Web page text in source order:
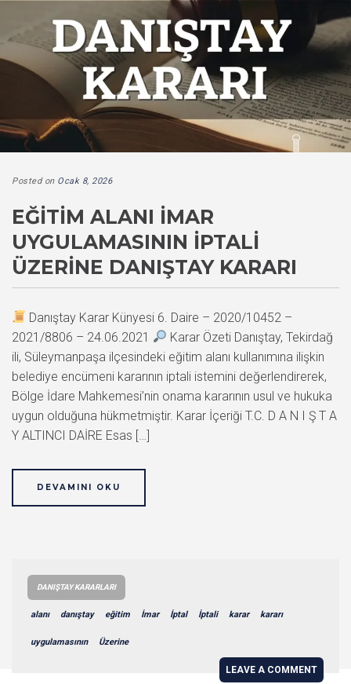
Posted on Ocak 8, 2026
EĞITIM ALANI İMAR
UYGULAMASININ İPTALI
ÜZERINE DANIŞTAY KARARI
Danıştay Karar Künyesi 6. Daire – 2020/10452 –
2021/8806 – 24.06.2021
Karar Özeti Danıştay, Tekirdağ
ili, Süleymanpaşa ilçesindeki eğitim alanı kullanımına ilişkin
belediye encümeni kararının iptali istemini değerlendirerek,
Bölge İdare Mahkemesi’nin onama kararının usul ve hukuka
uygun olduğuna hükmetmiştir. Karar İçeriği T.C. D A N I Ş T A
Y ALTINCI DAİRE Esas […]
DEVAMINI OKU
DANIŞTAY KARARLARI
alanı danıştay eğitim İmar İptal İptali karar kararı
uygulamasının Üzerine
LEAVE A COMMENT